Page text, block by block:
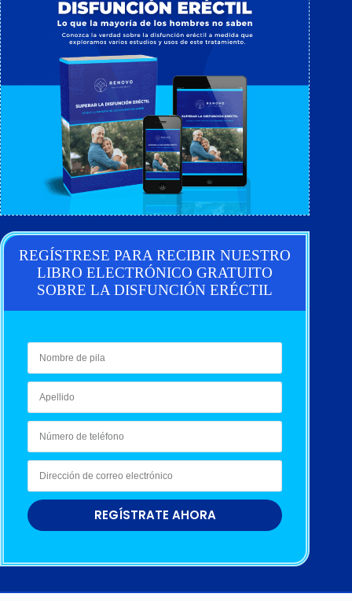
REGÍSTRESE PARA RECIBIR NUESTRO
LIBRO ELECTRÓNICO GRATUITO
SOBRE LA DISFUNCIÓN ERÉCTIL
REGÍSTRATE AHORA